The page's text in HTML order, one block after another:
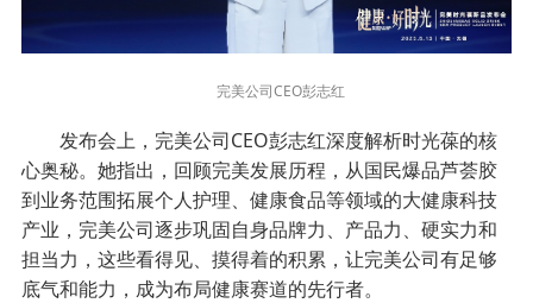
完美公司CEO彭志红
发布会上，完美公司CEO彭志红深度解析时光葆的核
心奥秘。她指出，回顾完美发展历程，从国民爆品芦荟胶
到业务范围拓展个人护理、健康食品等领域的大健康科技
产业，完美公司逐步巩固自身品牌力、产品力、硬实力和
担当力，这些看得见、摸得着的积累，让完美公司有足够
底气和能力，成为布局健康赛道的先行者。